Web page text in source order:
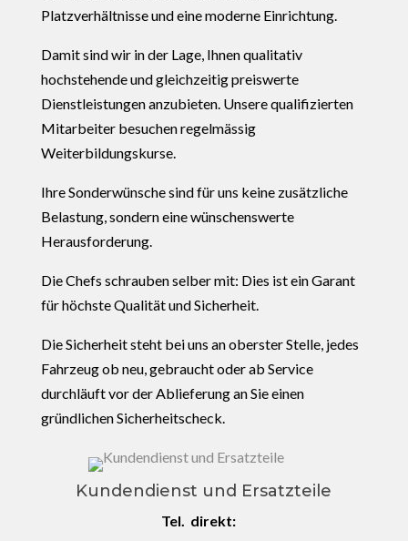
Platzverhältnisse und eine moderne Einrichtung.
Damit sind wir in der Lage, Ihnen qualitativ
hochstehende und gleichzeitig preiswerte
Dienstleistungen anzubieten. Unsere qualifizierten
Mitarbeiter besuchen regelmässig
Weiterbildungskurse.
Ihre Sonderwünsche sind für uns keine zusätzliche
Belastung, sondern eine wünschenswerte
Herausforderung.
Die Chefs schrauben selber mit: Dies ist ein Garant
für höchste Qualität und Sicherheit.
Die Sicherheit steht bei uns an oberster Stelle, jedes
Fahrzeug ob neu, gebraucht oder ab Service
durchläuft vor derAblieferung an Sie einen
gründlichen Sicherheitscheck.
Kundendienst und Ersatzteile
Tel. direkt: